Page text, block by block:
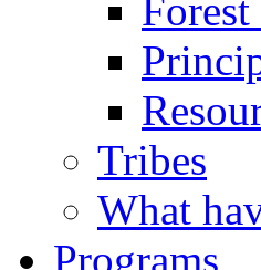
Tribes
What
Programs